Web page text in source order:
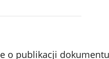
o publikacji dokumentu